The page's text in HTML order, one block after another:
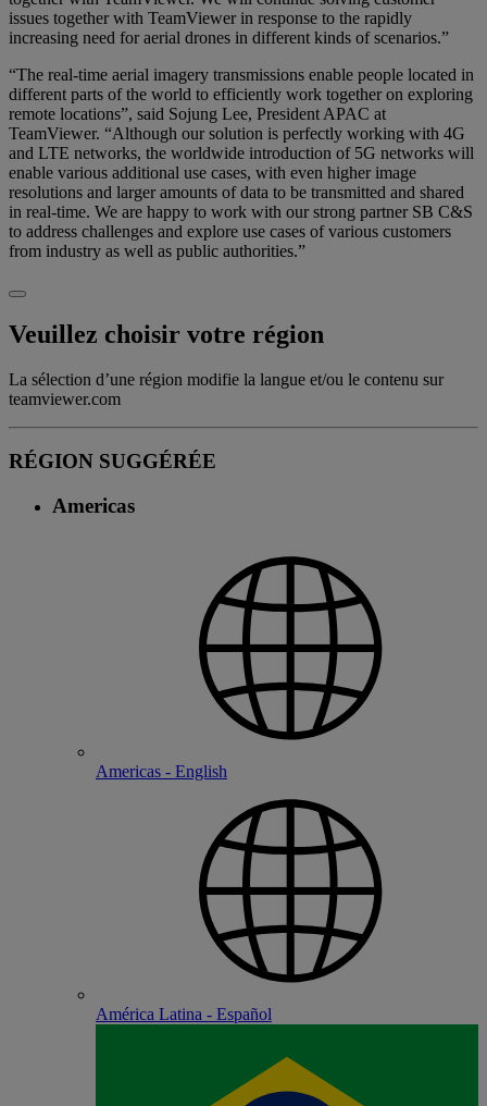
issues together with TeamViewer in response to the rapidly
increasing need for aerial drones in different kinds of scenarios.”
“The real-time aerial imagery transmissions enable people located in
different parts of the world to efficiently work together on exploring
remote locations”, said Sojung Lee, President APAC at
TeamViewer. “Although our solution is perfectly working with 4G
and LTE networks, the worldwide introduction of 5G networks will
enable various additional use cases, with even higher image
resolutions and larger amounts of data to be transmitted and shared
in real-time. We are happy to work with our strong partner SB C&S
to address challenges and explore use cases of various customers
from industry as well as public authorities.”
Veuillez choisir votre région
La sélection d’une région modifie la langue et/ou le contenu sur
teamviewer.com
RÉGION SUGGÉRÉE
Americas
Americas - English
América Latina - Español